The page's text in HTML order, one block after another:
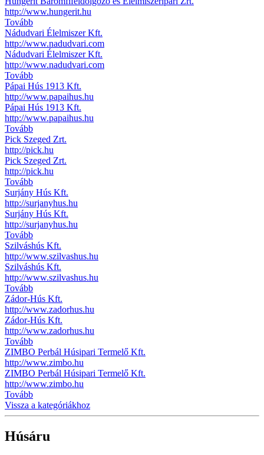
http://www.hungerit.hu
Tovább
Nádudvari Élelmiszer Kft.
http://www.nadudvari.com
Nádudvari Élelmiszer Kft.
http://www.nadudvari.com
Tovább
Pápai Hús 1913 Kft.
http://www.papaihus.hu
Pápai Hús 1913 Kft.
http://www.papaihus.hu
Tovább
Pick Szeged Zrt.
http://pick.hu
Pick Szeged Zrt.
http://pick.hu
Tovább
Surjány Hús Kft.
http://surjanyhus.hu
Surjány Hús Kft.
http://surjanyhus.hu
Tovább
Szilváshús Kft.
http://www.szilvashus.hu
Szilváshús Kft.
http://www.szilvashus.hu
Tovább
Zádor-Hús Kft.
http://www.zadorhus.hu
Zádor-Hús Kft.
http://www.zadorhus.hu
Tovább
ZIMBO Perbál Húsipari Termelő Kft.
http://www.zimbo.hu
ZIMBO Perbál Húsipari Termelő Kft.
http://www.zimbo.hu
Tovább
Vissza a kategóriákhoz
Húsáru